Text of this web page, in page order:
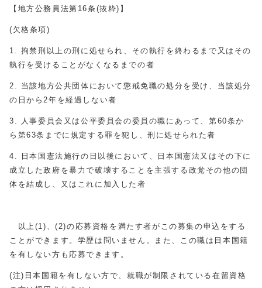
【地方公務員法第16条(抜粋)】
(欠格条項)
1. 拘禁刑以上の刑に処せられ、その執行を終わるまで又はその
執行を受けることがなくなるまでの者
2. 当該地方公共団体において懲戒免職の処分を受け、当該処分
の日から2年を経過しない者
3. 人事委員会又は公平委員会の委員の職にあって、第60条か
ら第63条までに規定する罪を犯し、刑に処せられた者
4. 日本国憲法施行の日以後において、日本国憲法又はその下に
成立した政府を暴力で破壊することを主張する政党その他の団
体を結成し、又はこれに加入した者
以上(1)、(2)の応募資格を満たす者がこの募集の申込をする
ことができます。学歴は問いません。また、この職は日本国籍
を有しない方も応募できます。
(注)日本国籍を有しない方で、就職が制限されている在留資格